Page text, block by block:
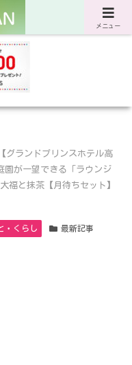
Webマガジン
【グランドプリンスホテル高
が一望できる「ラウンジ
福と抹茶【月待ちセット】
・くらし 最新記事
メニュー